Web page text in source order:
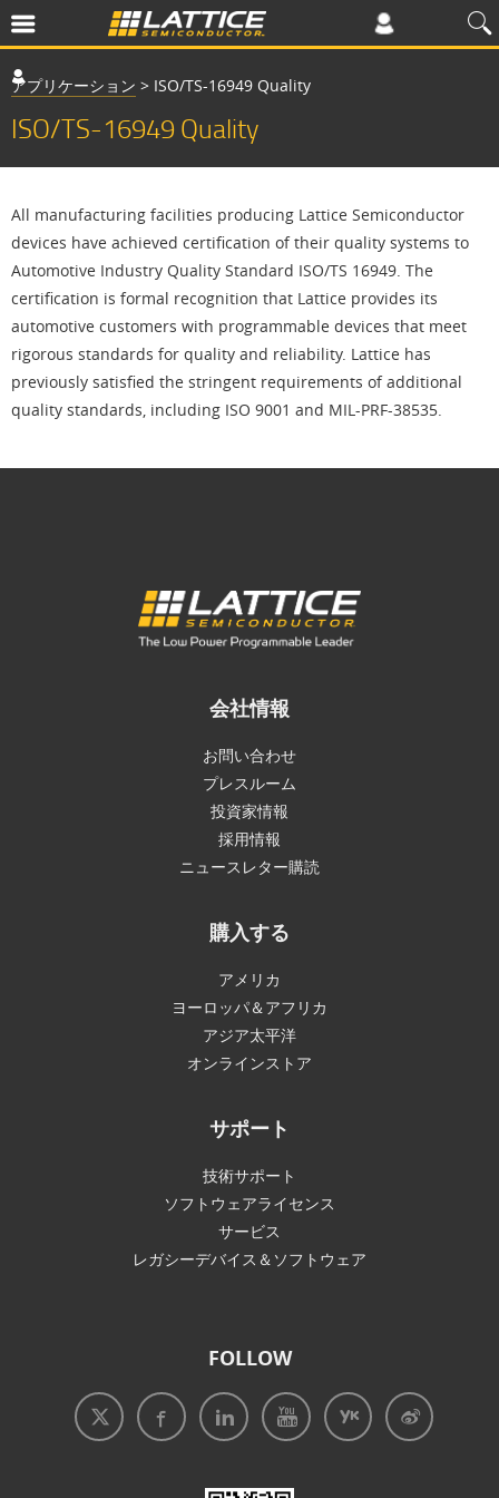
アプリケーション > ISO/TS-16949 Quality
ISO/TS-16949 Quality
All manufacturing facilities producing Lattice Semiconductor
devices have achieved certification of their quality systems to
Automotive Industry Quality Standard ISO/TS 16949. The
certification is formal recognition that Lattice provides its
automotive customers with programmable devices that meet
rigorous standards for quality and reliability. Lattice has
previously satisfied the stringent requirements of additional
quality standards, including ISO 9001 and MIL-PRF-38535.
会社情報
お問い合わせ
プレスルーム
投資家情報
採用情報
ニュースレター購読
購入する
アメリカ
ヨーロッパ＆アフリカ
アジア太平洋
オンラインストア
サポート
技術サポート
ソフトウェアライセンス
サービス
レガシーデバイス＆ソフトウェア
FOLLOW